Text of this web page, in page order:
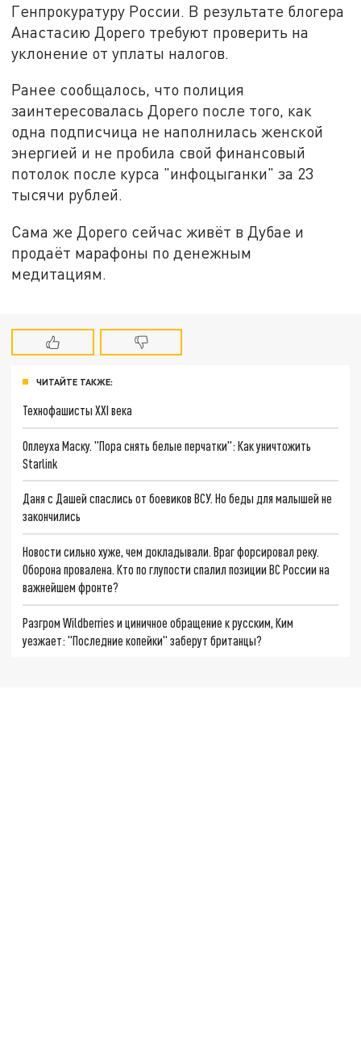
Генпрокуратуру России. В результате блогера
Анастасию Дорего требуют проверить на
уклонение от уплаты налогов.
Ранее сообщалось, что полиция
заинтересовалась Дорего после того, как
одна подписчица не наполнилась женской
энергией и не пробила свой финансовый
потолок после курса "инфоцыганки" за 23
тысячи рублей.
Сама же Дорего сейчас живёт в Дубае и
продаёт марафоны по денежным
медитациям.
ЧИТАЙТЕ ТАКЖЕ:
Технофашисты XXI века
Оплеуха Маску. "Пора снять белые перчатки": Как уничтожить
Starlink
Даня с Дашей спаслись от боевиков ВСУ. Но беды для малышей не
закончились
Новости сильно хуже, чем докладывали. Враг форсировал реку.
Оборона провалена. Кто по глупости спалил позиции ВС России на
важнейшем фронте?
Разгром Wildberries и циничное обращение к русским, Ким
уезжает: "Последние копейки" заберут британцы?